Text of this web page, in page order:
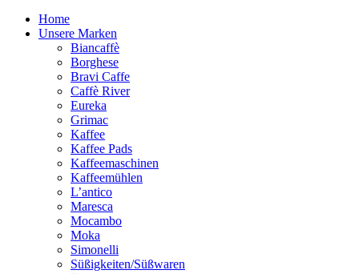
Home
Unsere Marken
Biancaffè
Borghese
Bravi Caffe
Caffè River
Eureka
Grimac
Kaffee
Kaffee Pads
Kaffeemaschinen
Kaffeemühlen
L’antico
Maresca
Mocambo
Moka
Simonelli
Süßigkeiten/Süßwaren